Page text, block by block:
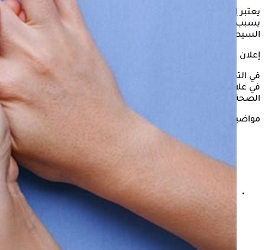
يعتبرالنقرس
المنتشرة حول العالم،
يسبب للمصابين به مجموعة من الأعراض المزعجة، يمكن
السيطرة عليها بتناول بعض الأدوية.
إعلان
في التقرير التالي، يستعرض "الكونسلتو" أبرز الأدوية المستخدمة
في علاج النقرس، وفقًا للدكتور محمد رضوان، مفتش صيدلي بوزارة
الصحة والسكان.
مواضيع ذات صلة
هل يرفع التهاب المفاصل الروماتويدي خطر فشل القلب؟
دراسة تكشف مفاجأة